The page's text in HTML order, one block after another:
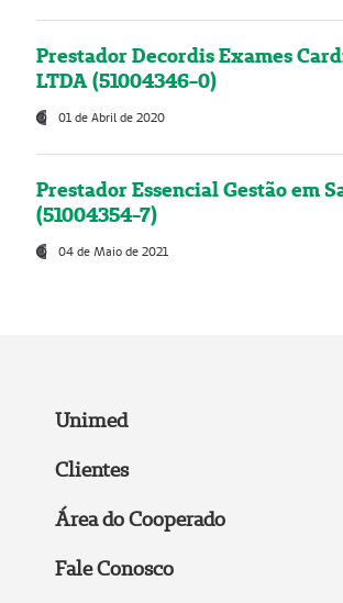
Prestador Decordis Exames
LTDA (51004346-0)
01 de Abril de 2020
Prestador Essencial Gestão em
(51004354-7)
04 de Maio de 2021
Unimed
Clientes
Área do Cooperado
Fale Conosco